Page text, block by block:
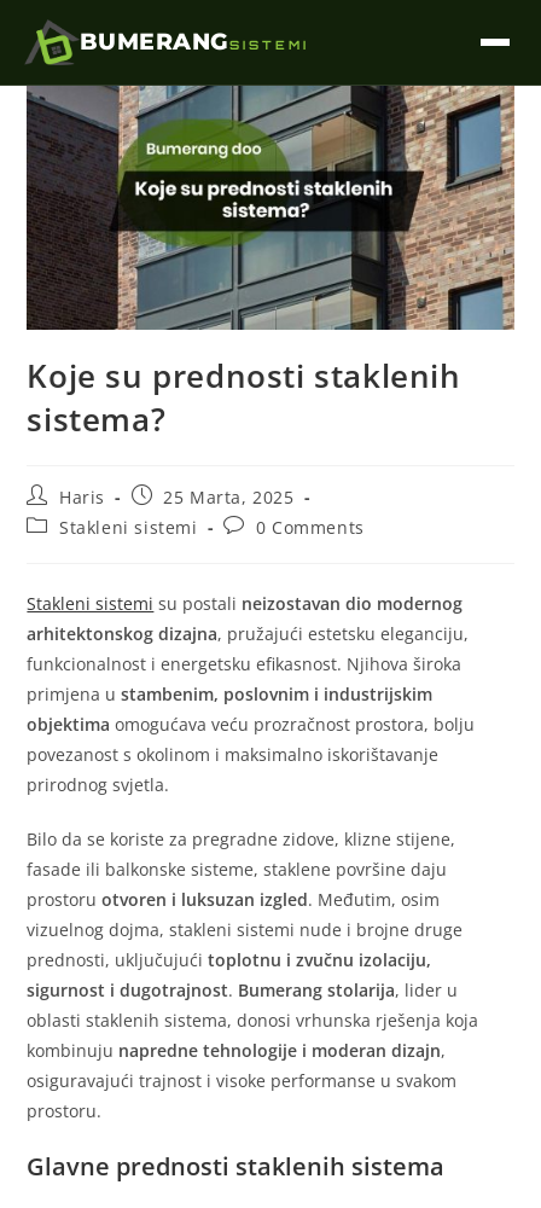
BUMERANGSISTEMI
Koje su prednosti staklenih
sistema?
Haris
25 Marta, 2025
Stakleni sistemi
0 Comments
Stakleni sistemi su postali neizostavan dio modernog
arhitektonskog dizajna, pružajući estetsku eleganciju,
funkcionalnost i energetsku efikasnost. Njihova široka
primjena ustambenim, poslovnim i industrijskim
objektima omogućava veću prozračnost prostora, bolju
povezanost s okolinom i maksimalno iskorištavanje
prirodnog svjetla.
Bilo da se koriste za pregradne zidove, klizne stijene,
fasade ili balkonske sisteme, staklene površine daju
prostoruotvoren i luksuzan izgled. Međutim, osim
vizuelnog dojma, stakleni sistemi nude i brojne druge
prednosti, uključujućitoplotnu i zvučnu izolaciju,
sigurnost i dugotrajnost. Bumerang stolarija, lider u
oblasti staklenih sistema, donosi vrhunska rješenja koja
kombinuju napredne tehnologije i moderan dizajn,
osiguravajući trajnost i visoke performanse u svakom
prostoru.
Glavne prednosti staklenih sistema